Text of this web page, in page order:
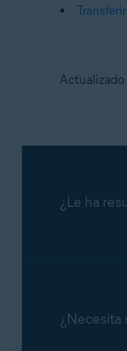
¿Le ha
¿Necesita